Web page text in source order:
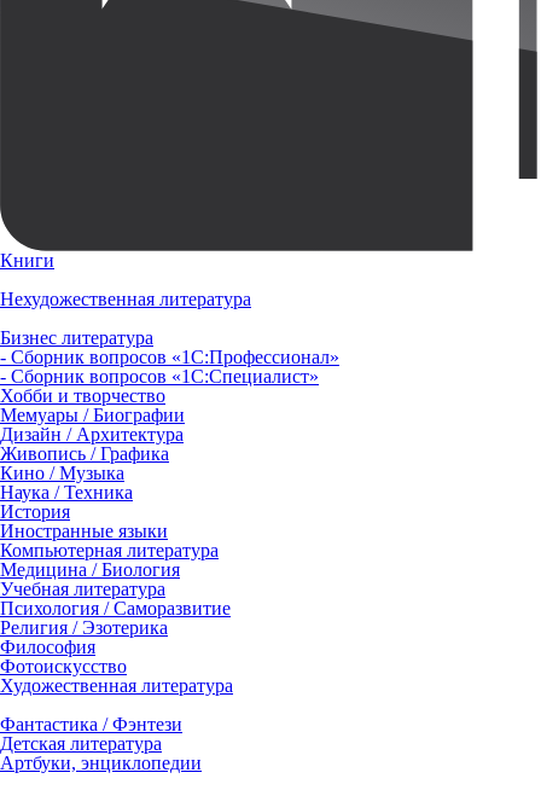
Книги
Нехудожественная литература
Бизнес литература
- Сборник вопросов «1С:Профессионал»
- Сборник вопросов «1С:Специалист»
Хобби и творчество
Мемуары / Биографии
Дизайн / Архитектура
Живопись / Графика
Кино / Музыка
Наука / Техника
История
Иностранные языки
Компьютерная литература
Медицина / Биология
Учебная литература
Психология / Саморазвитие
Религия / Эзотерика
Философия
Фотоискусство
Художественная литература
Фантастика / Фэнтези
Детская литература
Артбуки, энциклопедии